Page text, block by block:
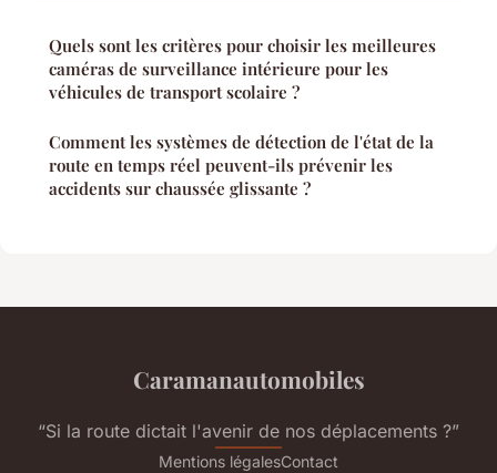
Quels sont les critères pour choisir les meilleures
caméras de surveillance intérieure pour les
véhicules de transport scolaire ?
Comment les systèmes de détection de l'état de la
route en temps réel peuvent-ils prévenir les
accidents sur chaussée glissante ?
Caramanautomobiles
“Si la route dictait l'avenir de nos déplacements ?”
Mentions légalesContact